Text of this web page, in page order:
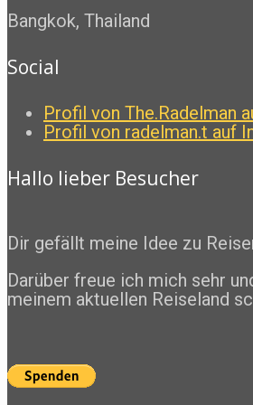
Bangkok, Thailand
Social
Profil von The.Radelman
Profil von radelman.t auf
Hallo lieber Besucher
Dir gefällt meine Idee zu
Darüber freue ich mich sehr
meinem aktuellen Reiseland